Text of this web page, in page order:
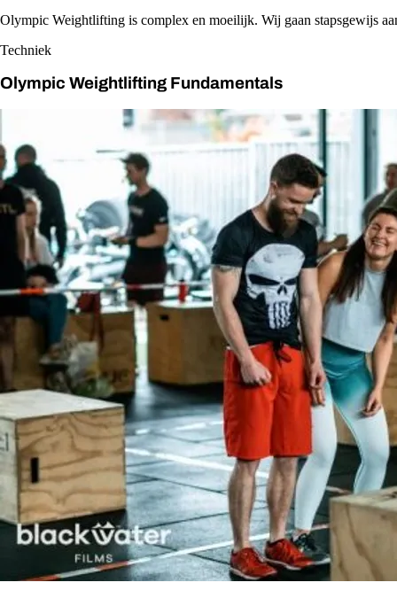
Olympic Weightlifting is complex en moeilijk. Wij gaan stapsgewijs
Techniek
Olympic Weightlifting Fundamentals